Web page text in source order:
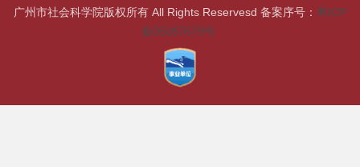
广州市社会科学院版权所有 All Rights Reservesd 备案序号： 粤ICP
备05087679号